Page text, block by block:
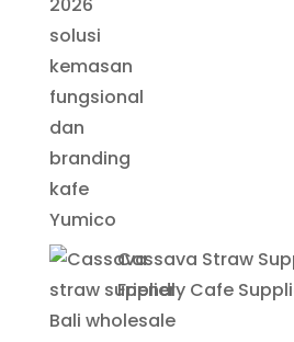
Cassava Straw
Friendly Cafe